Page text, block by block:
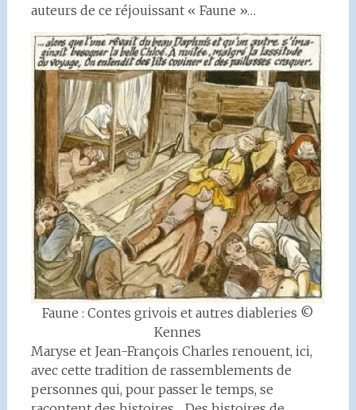
auteurs de ce réjouissant « Faune »…
Faune : Contes grivois et autres diableries ©
Kennes
Maryse et Jean-François Charles renouent, ici,
avec cette tradition de rassemblements de
personnes qui, pour passer le temps, se